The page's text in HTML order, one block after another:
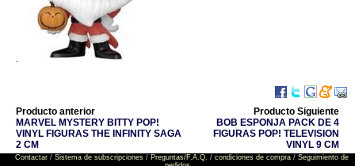
Producto anterior
MARVEL MYSTERY BITTY POP!
VINYL FIGURAS THE INFINITY SAGA
2 CM
Producto Siguiente
BOB ESPONJA PACK DE 4
FIGURAS POP! TELEVISION
VINYL 9 CM
Contactar/ Sistema de subscripciones/ Preguntas/F.A.Q. / condiciones de compra/ Seguimiento de